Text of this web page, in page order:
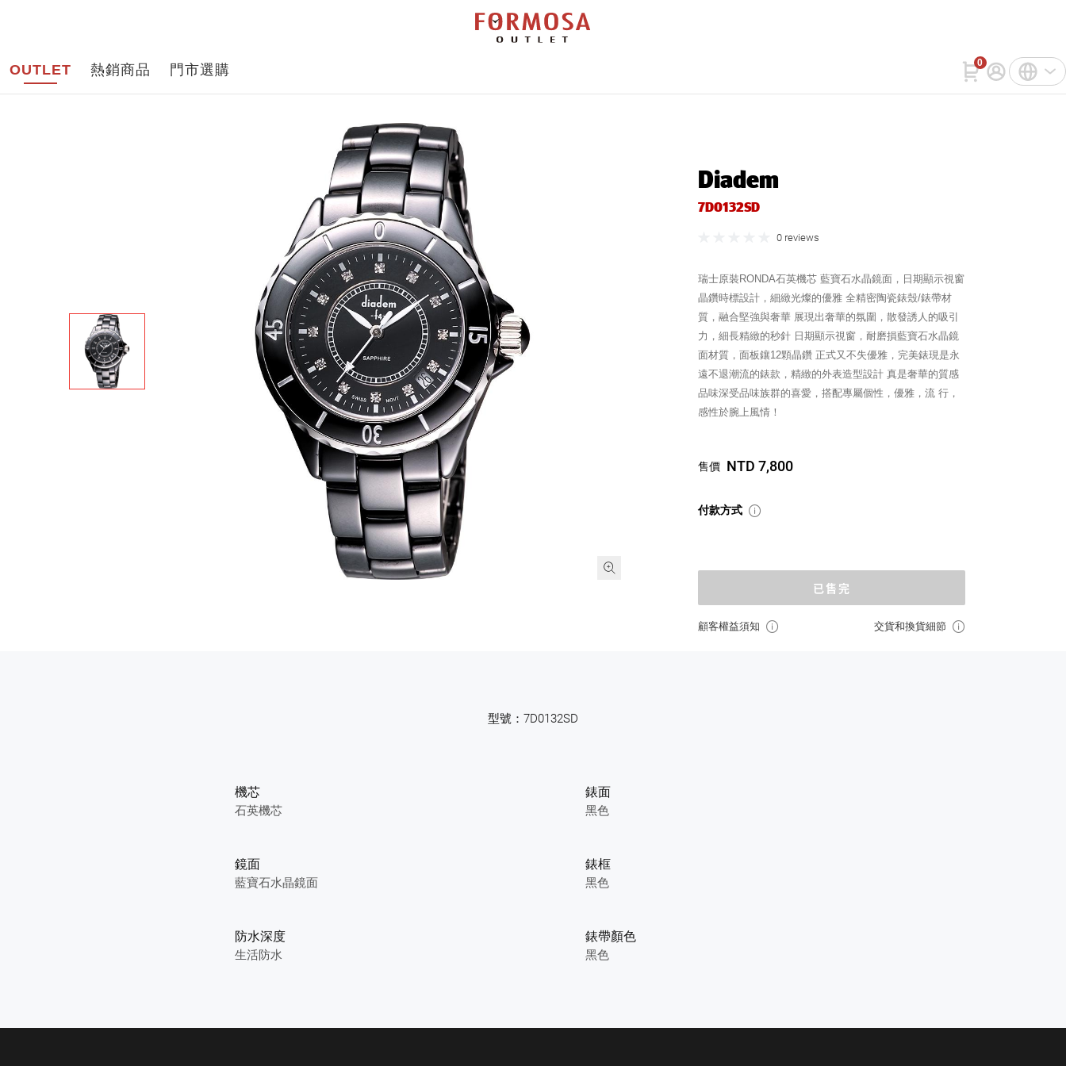
帝舵表 錶款搜尋 維修服務
OUTLET 熱銷商品 門市選購 0
Diadem
7D0132SD
0 reviews
瑞士原裝RONDA石英機芯 藍寶石水晶鏡面，日期顯示視窗
晶鑽時標設計，細緻光燦的優雅 全精密陶瓷錶殼/錶帶材
質，融合堅強與奢華 展現出奢華的氛圍，散發誘人的吸引
力，細長精緻的秒針 日期顯示視窗，耐磨損藍寶石水晶鏡
面材質，面板鑲12顆晶鑽 正式又不失優雅，完美錶現是永
遠不退潮流的錶款，精緻的外表造型設計 真是奢華的質感
品味深受品味族群的喜愛，搭配專屬個性，優雅，流 行，
感性於腕上風情！
售價 NTD 7,800
付款方式
已售完
顧客權益須知 交貨和換貨細節
型號：7D0132SD
機芯
石英機芯
錶面
黑色
鏡面
藍寶石水晶鏡面
錶框
黑色
防水深度
生活防水
錶帶顏色
黑色